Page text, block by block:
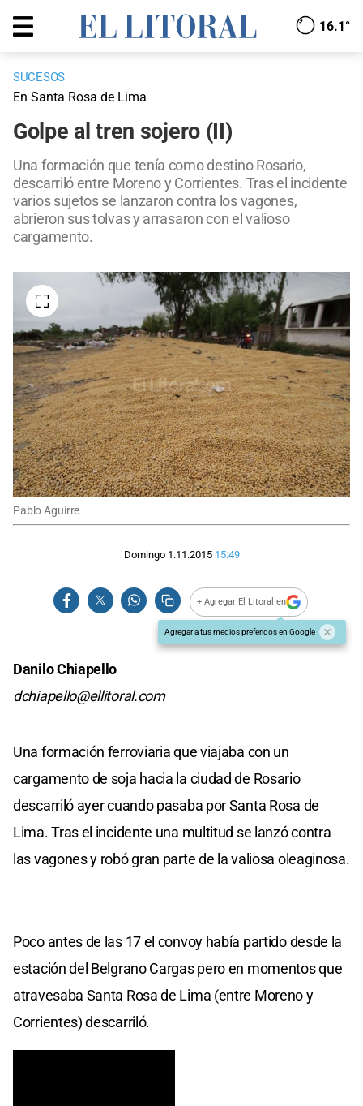
16.1°
SUCESOS
En Santa Rosa de Lima
Golpe al tren sojero (II)
Una formación que tenía como destino Rosario,
descarriló entre Moreno y Corrientes. Tras el incidente
varios sujetos se lanzaron contra los vagones,
abrieron sus tolvas y arrasaron con el valioso
cargamento.
Pablo Aguirre
Domingo 1.11.2015 15:49
+ Agregar El Litoral en
Agregar a tus medios preferidos en Google
Danilo Chiapello
dchiapello@ellitoral.com
Una formación ferroviaria que viajaba con un
cargamento de soja hacia la ciudad de Rosario
descarriló ayer cuando pasaba por Santa Rosa de
Lima. Tras el incidente una multitud se lanzó contra
las vagones y robó gran parte de la valiosa oleaginosa.
Poco antes de las 17 el convoy había partido desde la
estación del Belgrano Cargas pero en momentos que
atravesaba Santa Rosa de Lima (entre Moreno y
Corrientes) descarriló.